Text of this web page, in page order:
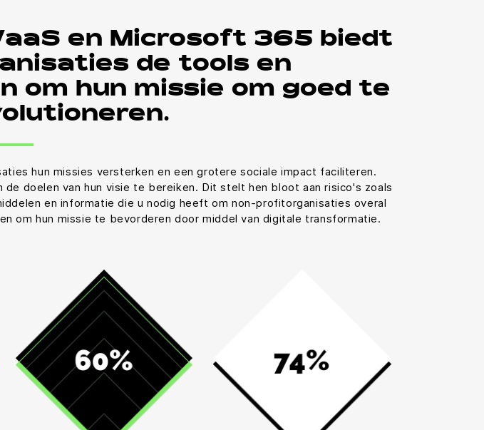
en Microsoft 365 biedt
de tools en
om hun missie om goed te
hun missies versterken en een grotere sociale impact faciliteren.
doelen van hun visie te bereiken. Dit stelt hen bloot aan risico's zoals
en informatie die u nodig heeft om non-profitorganisaties overal
om hun missie te bevorderen door middel van digitale transformatie.